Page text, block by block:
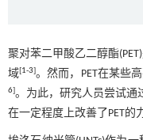
聚对苯二甲酸乙二醇酯
域[1-3]。然而，PET在某些
6]。为此，研究人员尝试通
在一定程度上改善了PET的